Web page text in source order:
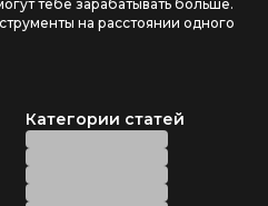
тебе зарабатывать больше.
на расстоянии одного
Категории статей